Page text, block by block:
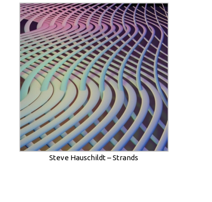
Steve Hauschildt – Strands